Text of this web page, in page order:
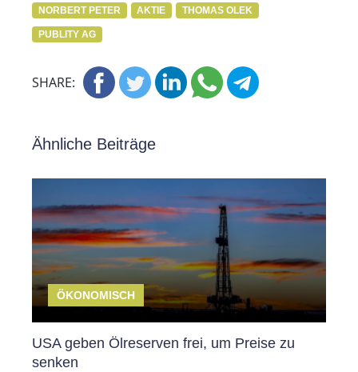
NORBERT PETER AKTIE THOMAS OLEK
PUBLITY AG
SHARE:
Ähnliche Beiträge
ÖKONOMISCH
USA geben Ölreserven frei, um Preise zu
senken